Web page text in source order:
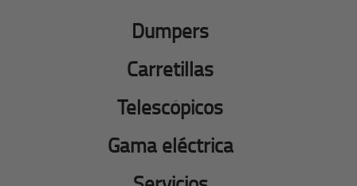
Dumpers
Carretillas
Telescópicos
Gama eléctrica